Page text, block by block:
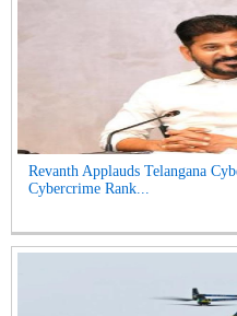
Revanth Applauds Telangana
Cybercrime Rank...